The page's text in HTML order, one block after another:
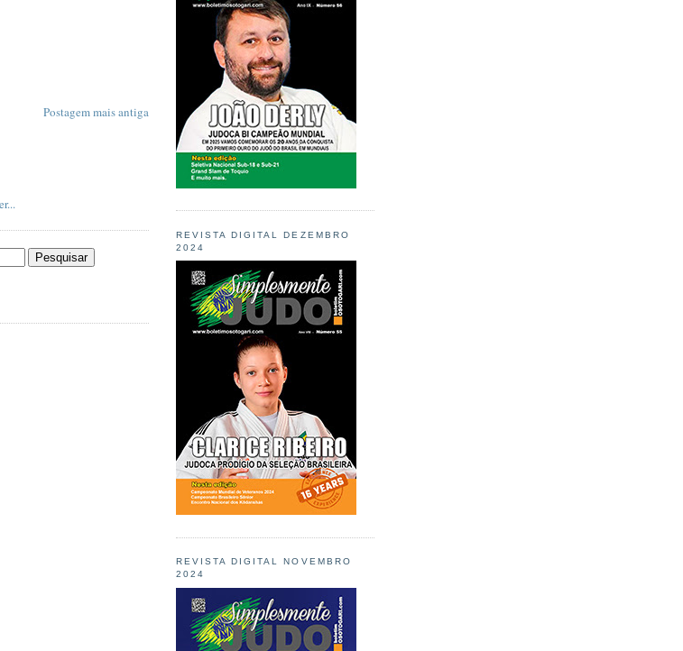
Postagem mais antiga
REVISTA DIGITAL DEZEMBRO
2024
REVISTA DIGITAL NOVEMBRO
2024